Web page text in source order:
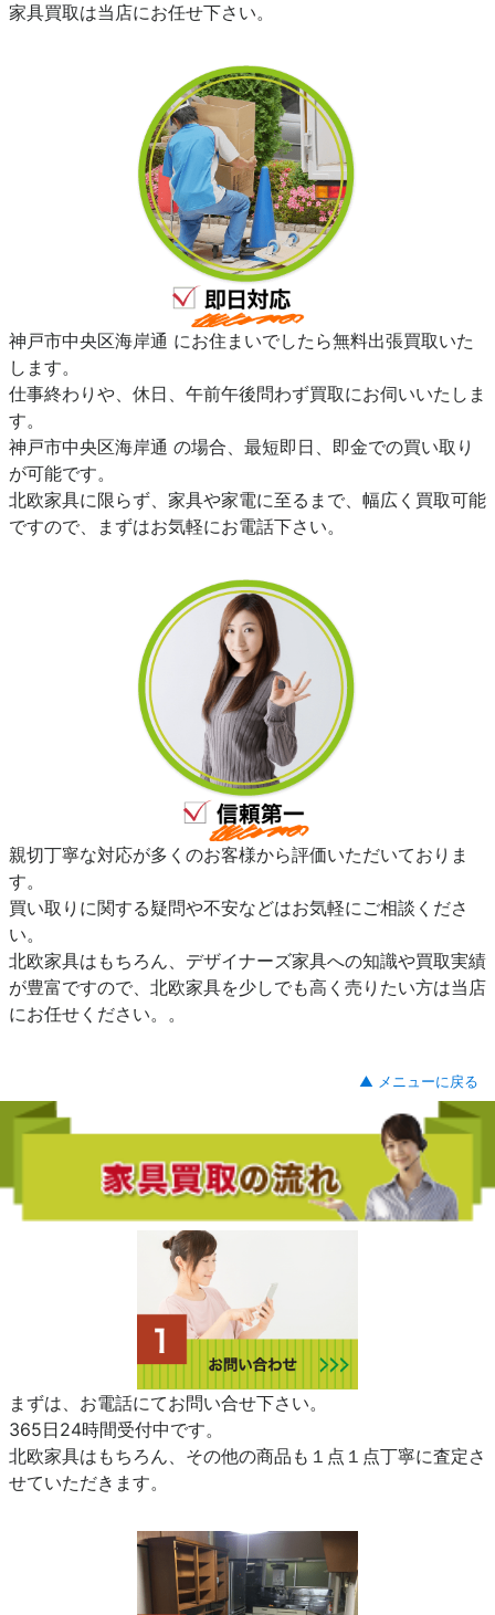
家具買取は当店にお任せ下さい。
神戸市中央区海岸通 にお住まいでしたら無料出張買取いた
します。
仕事終わりや、休日、午前午後問わず買取にお伺いいたしま
す。
神戸市中央区海岸通 の場合、最短即日、即金での買い取り
が可能です。
北欧家具に限らず、家具や家電に至るまで、幅広く買取可能
ですので、まずはお気軽にお電話下さい。
親切丁寧な対応が多くのお客様から評価いただいておりま
す。
買い取りに関する疑問や不安などはお気軽にご相談くださ
い。
北欧家具はもちろん、デザイナーズ家具への知識や買取実績
が豊富ですので、北欧家具を少しでも高く売りたい方は当店
にお任せください。。
▲ メニューに戻る
まずは、お電話にてお問い合せ下さい。
365日24時間受付中です。
北欧家具はもちろん、その他の商品も１点１点丁寧に査定さ
せていただきます。